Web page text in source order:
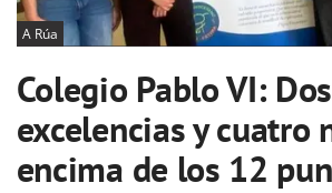
A Rúa
Colegio Pablo VI: Dos
excelencias y cuatro
encima de los 12